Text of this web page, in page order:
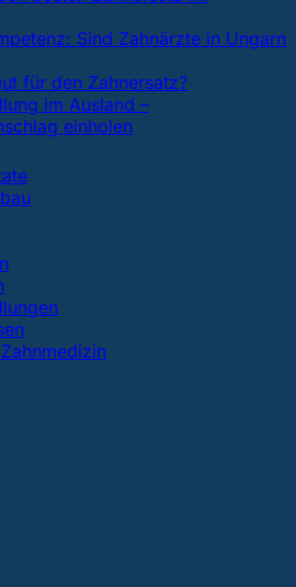
Sind Zahnärzte in Ungarn
für den Zahnersatz?
im Ausland –
einholen